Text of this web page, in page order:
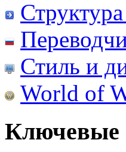
Стиль и
World of
Ключевые